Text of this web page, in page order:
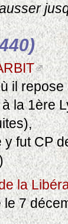
il
la 1ère
y fut CP
la
le 7